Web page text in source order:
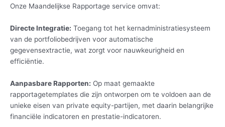
Onze Maandelijkse Rapportage service omvat:
Directe Integratie: Toegang tot het kernadministratiesysteem
van de portfoliobedrijven voor automatische
gegevensextractie, wat zorgt voor nauwkeurigheid en
efficiëntie.
Aanpasbare Rapporten: Op maat gemaakte
rapportagetemplates die zijn ontworpen om te voldoen aan de
unieke eisen van private equity-partijen, met daarin belangrijke
financiële indicatoren en prestatie-indicatoren.